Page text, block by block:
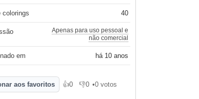
colorings 40
Apenas para uso pessoal e
não comercial
em há 10 anos
aos favoritos 👍0
Gosto 👎0
Não gosto
•0 votos